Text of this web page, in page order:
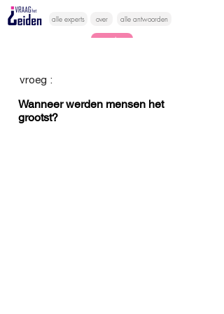
alle experts over alle antwoorden
vragen lessen
vroeg :
Wanneer werden mensen het
grootst?